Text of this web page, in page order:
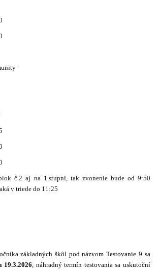
č.2 aj na 1.stupni, tak zvonenie bude od 9:50
v triede do 11:25
základných škôl pod názvom Testovanie 9 sa
19.3.2026, náhradný termín testovania sa uskutoční